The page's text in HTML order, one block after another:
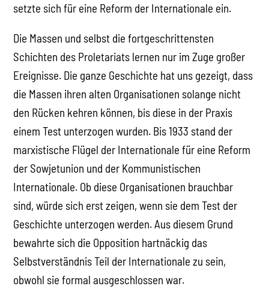
setzte sich für eine Reform der Internationale ein.
Die Massen und selbst die fortgeschrittensten
Schichten des Proletariats lernen nur im Zuge großer
Ereignisse. Die ganze Geschichte hat uns gezeigt, dass
die Massen ihren alten Organisationen solange nicht
den Rücken kehren können, bis diese in der Praxis
einem Test unterzogen wurden. Bis 1933 stand der
marxistische Flügel der Internationale für eine Reform
der Sowjetunion und der Kommunistischen
Internationale. Ob diese Organisationen brauchbar
sind, würde sich erst zeigen, wenn sie dem Test der
Geschichte unterzogen werden. Aus diesem Grund
bewahrte sich die Opposition hartnäckig das
Selbstverständnis Teil der Internationale zu sein,
obwohl sie formal ausgeschlossen war.